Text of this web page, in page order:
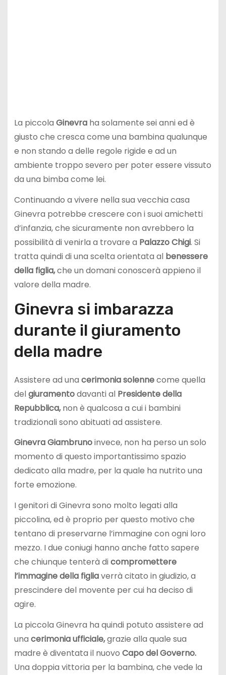
La piccola Ginevraha solamente sei anni ed è
giusto che cresca come una bambina qualunque
e non stando a delle regole rigide e ad un
ambiente troppo severo per poter essere vissuto
da una bimba come lei.
Continuando a vivere nella sua vecchia casa
Ginevra potrebbe crescere con i suoi amichetti
d’infanzia, che sicuramente non avrebbero la
possibilità di venirla a trovare a Palazzo Chigi. Si
tratta quindi di una scelta orientata al benessere
della figlia,che un domani conoscerà appieno il
valore della madre.
Ginevra si imbarazza
durante il giuramento
della madre
Assistere ad una cerimonia solennecome quella
delgiuramentodavanti al Presidente della
Repubblica,non è qualcosa a cui i bambini
tradizionali sono abituati ad assistere.
Ginevra Giambrunoinvece, non ha perso un solo
momento di questo importantissimo spazio
dedicato alla madre, per la quale ha nutrito una
forte emozione.
I genitori di Ginevra sono molto legati alla
piccolina, ed è proprio per questo motivo che
tentano di preservarne l’immagine con ogni loro
mezzo. I due coniugi hanno anche fatto sapere
che chiunque tenterà dicompromettere
l’immagine della figliaverrà citato in giudizio, a
prescindere del movente per cui ha deciso di
agire.
La piccola Ginevra ha quindi potuto assistere ad
una cerimonia ufficiale,grazie alla quale sua
madre è diventata il nuovo Capo del Governo.
Una doppia vittoria per la bambina, che vede la